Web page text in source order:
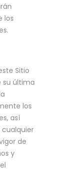
los
Sitio
su última
los
así
de
y